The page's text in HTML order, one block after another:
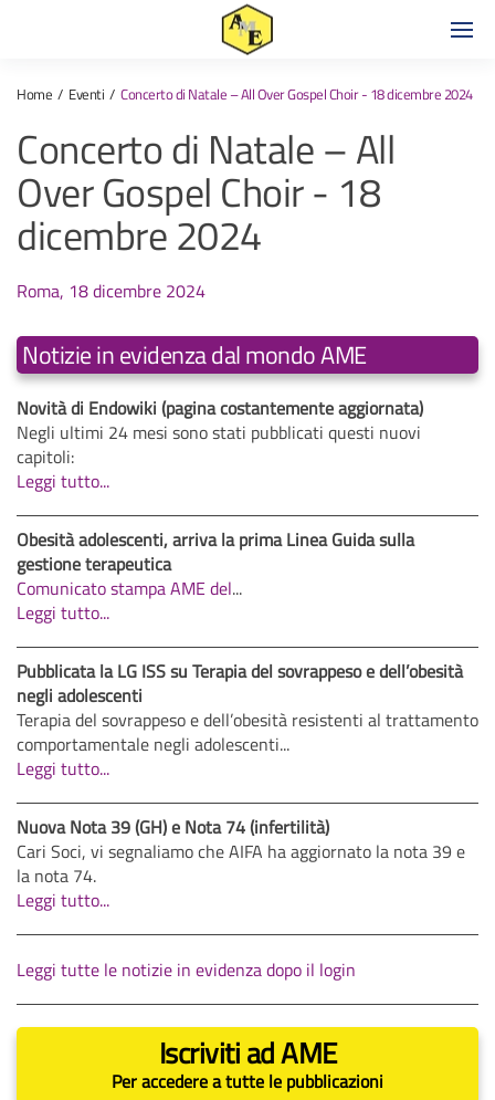
Home Eventi Concerto di Natale – All Over Gospel Choir - 18 dicembre 2024
Concerto di Natale – All
Over Gospel Choir - 18
dicembre 2024
Roma, 18 dicembre 2024
Notizie in evidenza dal mondo AME
Novità di Endowiki (pagina costantemente aggiornata)
Negli ultimi 24 mesi sono stati pubblicati questi nuovi
capitoli:
Leggi tutto...
Obesità adolescenti, arriva la prima Linea Guida sulla
gestione terapeutica
Comunicato stampa AME del...
Leggi tutto...
Pubblicata la LG ISS su Terapia del sovrappeso e dell’obesità
negli adolescenti
Terapia del sovrappeso e dell’obesità resistenti al trattamento
comportamentale negli adolescenti...
Leggi tutto...
Nuova Nota 39 (GH) e Nota 74 (infertilità)
Cari Soci, vi segnaliamo che AIFA ha aggiornato la nota 39 e
la nota 74.
Leggi tutto...
Leggi tutte le notizie in evidenza dopo il login
Iscriviti ad AME
Per accedere a tutte le pubblicazioni